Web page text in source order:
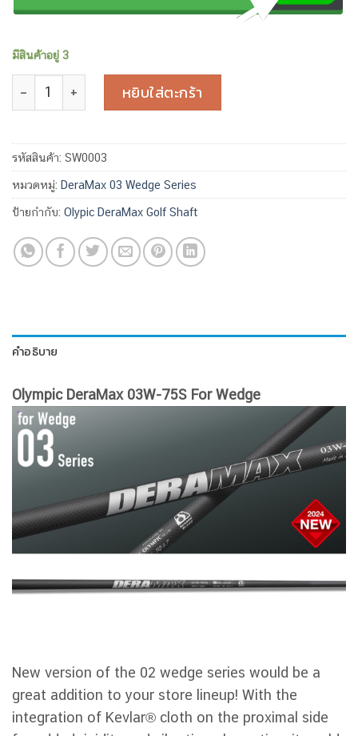
มีสินค้าอยู่ 3
จำนวน Olympic DeraMax 03W-75S For Wedge Uncut ชิ้น
หยิบใส่ตะกร้า
รหัสสินค้า: SW0003
หมวดหมู่: DeraMax 03 Wedge Series
ป้ายกำกับ: Olypic DeraMax Golf Shaft
คำอธิบาย
Olympic DeraMax 03W-75S For Wedge
New version of the 02 wedge series would be a
great addition to your store lineup! With the
integration of Kevlar® cloth on the proximal side